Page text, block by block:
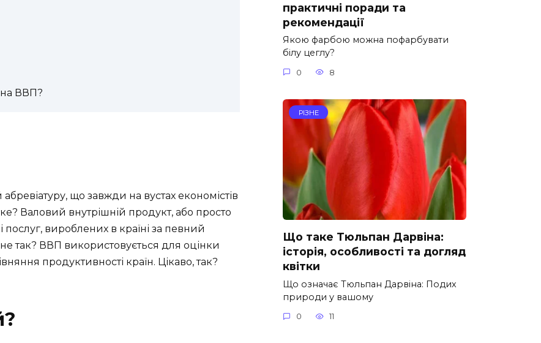
на ВВП?
що завжди на вустах економістів
Валовий внутрішній продукт, або просто
послуг, вироблених в країні за певний
так? ВВП використовується для оцінки
продуктивності країн. Цікаво, так?
практичні поради та
рекомендації
Якою фарбою можна пофарбувати
білу цеглу?
0 8
РІЗНЕ
Що таке Тюльпан Дарвіна:
історія, особливості та догляд
квітки
Що означає Тюльпан Дарвіна: Подих
природи у вашому
0 11